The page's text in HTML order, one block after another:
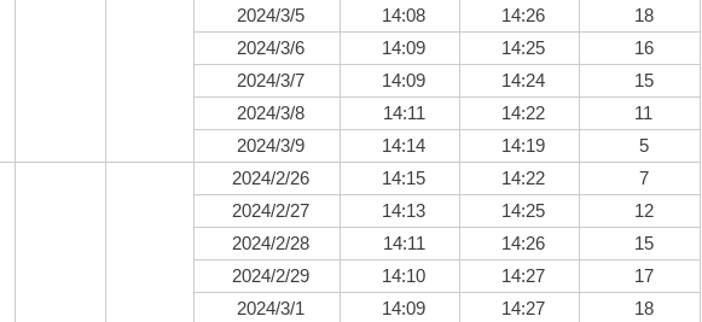
2024/3/5
14:08 14:26
18
2024/3/6
14:09 14:25
16
2024/3/7
14:09 14:24
15
2024/3/8
14:11 14:22
11
2024/3/9
14:14 14:19 5
2024/2/26 14:15 14:22
7
2024/2/27
14:13 14:25
12
2024/2/28
14:11 14:26
15
2024/2/29
14:10 14:27
17
2024/3/1
14:09 14:27
18